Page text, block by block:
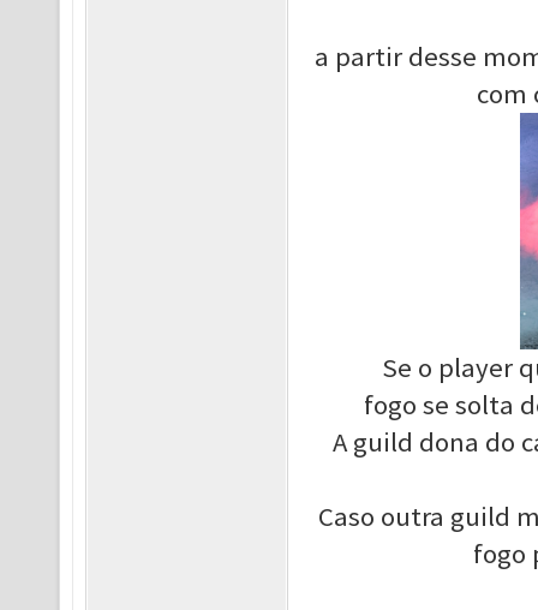
a partir desse
com
Se o player
fogo se solta
A guild dona do
Caso outra guild
fogo